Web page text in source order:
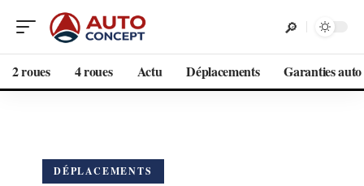
2 roues 4 roues Actu Déplacements Garanties auto
DÉPLACEMENTS